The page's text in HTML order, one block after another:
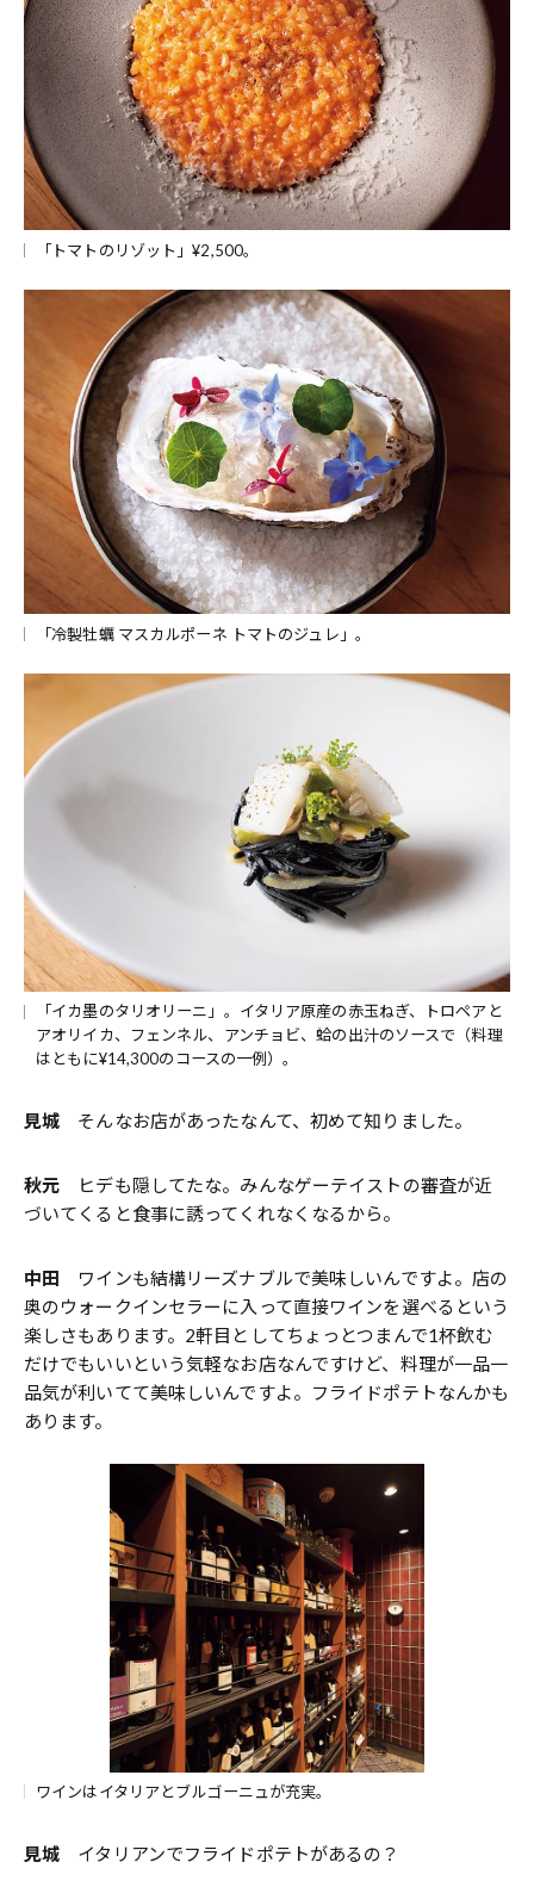
「トマトのリゾット」¥2,500。
「冷製牡蠣 マスカルポーネ トマトのジュレ」。
「イカ墨のタリオリーニ」。イタリア原産の赤玉ねぎ、トロペアと
アオリイカ、フェンネル、アンチョビ、蛤の出汁のソースで（料理
はともに¥14,300のコースの一例）。
見城 そんなお店があったなんて、初めて知りました。
秋元 ヒデも隠してたな。みんなゲーテイストの審査が近
づいてくると食事に誘ってくれなくなるから。
中田
ワインも結構リーズナブルで美味しいんですよ。店の
奥のウォークインセラーに入って直接ワインを選べるという
楽しさもあります。2軒目としてちょっとつまんで1杯飲む
だけでもいいという気軽なお店なんですけど、料理が一品一
品気が利いてて美味しいんですよ。フライドポテトなんかも
あります。
ワインはイタリアとブルゴーニュが充実。
見城 イタリアンでフライドポテトがあるの？